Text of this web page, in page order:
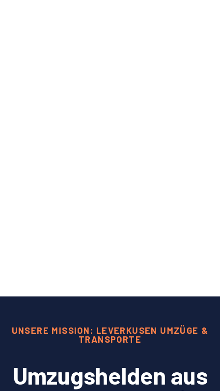
UNSERE MISSION: LEVERKUSEN UMZÜGE &
TRANSPORTE
Umzugshelden aus